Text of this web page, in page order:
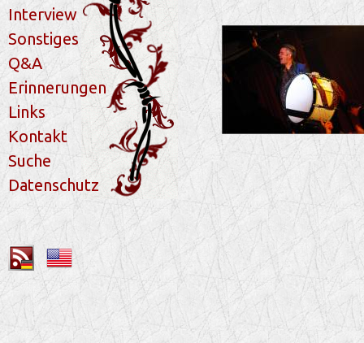
Interview
Sonstiges
Q&A
Erinnerungen
Links
Kontakt
Suche
Datenschutz